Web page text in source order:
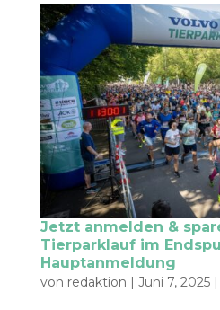
Jetzt anmelden &
Tierparklauf im
Hauptanmeldung
von redaktion | Juni 7, 2025|